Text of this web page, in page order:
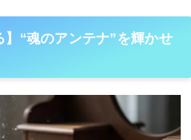
】“魂のアンテナ”を輝かせ